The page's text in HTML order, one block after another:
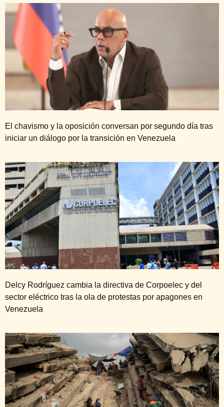
El chavismo y la oposición conversan por segundo día tras
iniciar un diálogo por la transición en Venezuela
Delcy Rodríguez cambia la directiva de Corpoelec y del
sector eléctrico tras la ola de protestas por apagones en
Venezuela